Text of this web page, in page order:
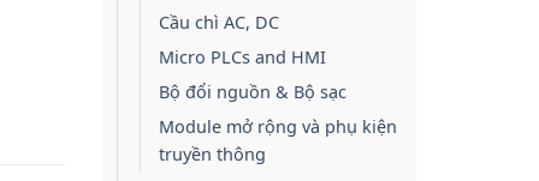
Cầu chì AC, DC
Micro PLCs and HMI
Bộ đổi nguồn & Bộ sạc
Module mở rộng và phụ kiện
truyền thông